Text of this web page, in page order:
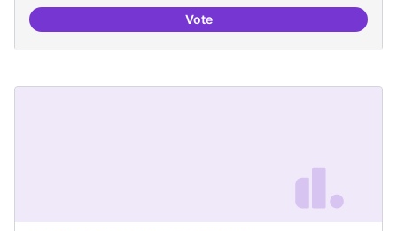
VoteIniciar línia de DDHH i capa